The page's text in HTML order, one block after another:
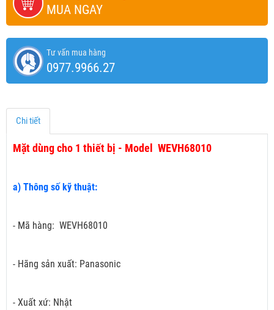
MUA NGAY
Tư vấn mua hàng
0977.9966.27
Chi tiết
Mặt dùng cho 1 thiết bị - Model WEVH68010
a) Thông số kỹ thuật:
- Mã hàng: WEVH68010
- Hãng sản xuất: Panasonic
- Xuất xứ: Nhật